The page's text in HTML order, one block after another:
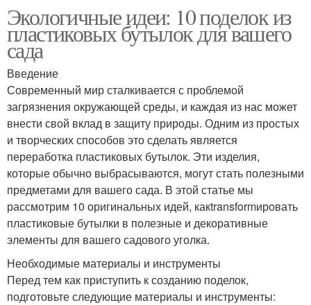
Экологичные идеи: 10 поделок из
пластиковых бутылок для вашего
сада
Введение
Современный мир сталкивается с проблемой
загрязнения окружающей среды, и каждая из нас может
внести свой вклад в защиту природы. Одним из простых
и творческих способов это сделать является
переработка пластиковых бутылок. Эти изделия,
которые обычно выбрасываются, могут стать полезными
предметами для вашего сада. В этой статье мы
рассмотрим 10 оригинальных идей, какtransformировать
пластиковые бутылки в полезные и декоративные
элементы для вашего садового уголка.
Необходимые материалы и инструменты
Перед тем как приступить к созданию поделок,
подготовьте следующие материалы и инструменты: